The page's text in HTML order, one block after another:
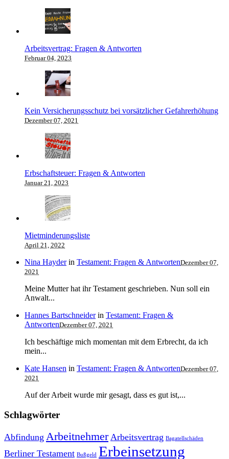
Arbeitsvertrag: Fragen & Antworten
Februar 04, 2023
Kein Versicherungsschutz bei vorsätzlicher Gefahrerhöhung
Dezember 07, 2021
Erbschaftsteuer: Fragen & Antworten
Januar 21, 2023
Mietminderungsliste
April 21, 2022
Nina Hayder in Testament: Fragen & AntwortenDezember 07,
2021
Meine Mutter hat ihr Testament geschrieben. Nun soll ein
Anwalt...
Hannes Bartschneider in Testament: Fragen &
AntwortenDezember 07, 2021
Ich beschäftige mich momentan mit dem Erbrecht, da ich
mein...
Kate Hansen in Testament: Fragen & AntwortenDezember 07,
2021
Auf der Arbeit wurde mir gesagt, dass es gut ist,...
Schlagwörter
Abfindung Arbeitnehmer Arbeitsvertrag Bagatellschäden
Berliner Testament Bußgeld Erbeinsetzung